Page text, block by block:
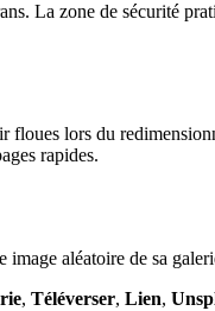
La zone de sécurité
lors du
rapides.
image aléatoire de sa
, Téléverser, Lien,